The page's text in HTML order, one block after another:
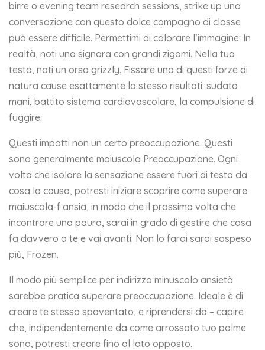
birre o evening team research sessions, strike up una
conversazione con questo dolce compagno di classe
può essere difficile. Permettimi di colorare l’immagine: In
realtà, noti una signora con grandi zigomi. Nella tua
testa, noti un orso grizzly. Fissare uno di questi forze di
natura cause esattamente lo stesso risultati: sudato
mani, battito sistema cardiovascolare, la compulsione di
fuggire.
Questi impatti non un certo preoccupazione. Questi
sono generalmente maiuscola Preoccupazione. Ogni
volta che isolare la sensazione essere fuori di testa da
cosa la causa, potresti iniziare scoprire come superare
maiuscola-f ansia, in modo che il prossima volta che
incontrare una paura, sarai in grado di gestire che cosa
fa davvero a te e vai avanti. Non lo farai sarai sospeso
più, Frozen.
Il modo più semplice per indirizzo minuscolo ansietà
sarebbe pratica superare preoccupazione. Ideale è di
creare te stesso spaventato, e riprendersi da – capire
che, indipendentemente da come arrossato tuo palme
sono, potresti creare fino al lato opposto.